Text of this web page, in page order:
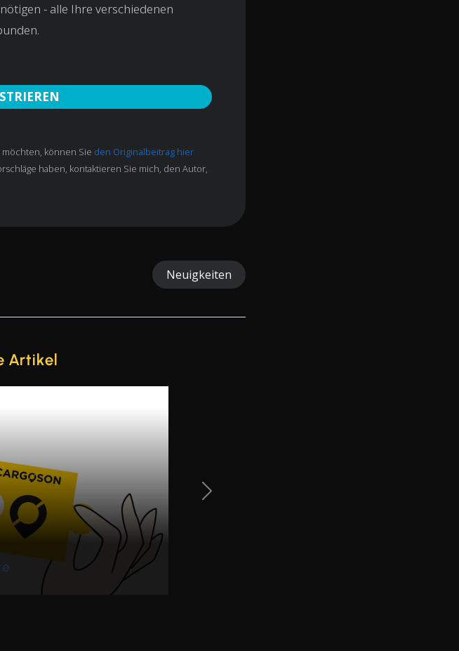
- alle Ihre verschiedenen
können Sie den Originalbeitrag hier
haben, kontaktieren Sie mich, den Autor,
Neuigkeiten
Artikel
365 Business